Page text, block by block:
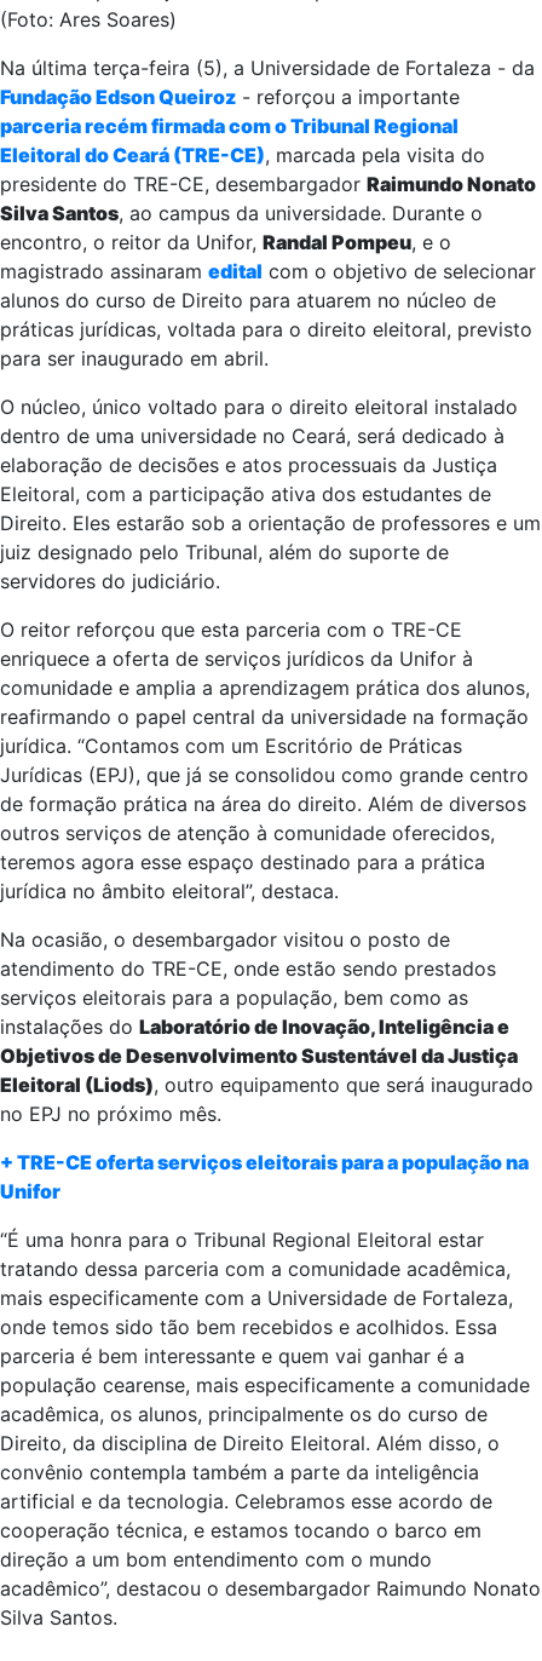
(Foto: Ares Soares)
Na última terça-feira (5), a Universidade de Fortaleza - da
Fundação Edson Queiroz - reforçou a importante
parceria recém firmada com o Tribunal Regional
Eleitoral do Ceará (TRE-CE), marcada pela visita do
presidente do TRE-CE, desembargador Raimundo Nonato
Silva Santos, ao campus da universidade. Durante o
encontro, o reitor da Unifor, Randal Pompeu, e o
magistrado assinaram edital com o objetivo de selecionar
alunos do curso de Direito para atuarem no núcleo de
práticas jurídicas, voltada para o direito eleitoral, previsto
para ser inaugurado em abril.
O núcleo, único voltado para o direito eleitoral instalado
dentro de uma universidade no Ceará, será dedicado à
elaboração de decisões e atos processuais da Justiça
Eleitoral, com a participação ativa dos estudantes de
Direito. Eles estarão sob a orientação de professores e um
juiz designado pelo Tribunal, além do suporte de
servidores do judiciário.
O reitor reforçou que esta parceria com o TRE-CE
enriquece a oferta de serviços jurídicos da Unifor à
comunidade e amplia a aprendizagem prática dos alunos,
reafirmando o papel central da universidade na formação
jurídica. “Contamos com um Escritório de Práticas
Jurídicas (EPJ), que já se consolidou como grande centro
de formação prática na área do direito. Além de diversos
outros serviços de atenção à comunidade oferecidos,
teremos agora esse espaço destinado para a prática
jurídica no âmbito eleitoral”, destaca.
Na ocasião, o desembargador visitou o posto de
atendimento do TRE-CE, onde estão sendo prestados
serviços eleitorais para a população, bem como as
instalações do Laboratório de Inovação, Inteligência e
Objetivos de Desenvolvimento Sustentável da Justiça
Eleitoral (Liods), outro equipamento que será inaugurado
no EPJ no próximo mês.
+ TRE-CE oferta serviços eleitorais para a população na
Unifor
“É uma honra para o Tribunal Regional Eleitoral estar
tratando dessa parceria com a comunidade acadêmica,
mais especificamente com a Universidade de Fortaleza,
onde temos sido tão bem recebidos e acolhidos. Essa
parceria é bem interessante e quem vai ganhar é a
população cearense, mais especificamente a comunidade
acadêmica, os alunos, principalmente os do curso de
Direito, da disciplina de Direito Eleitoral. Além disso, o
convênio contempla também a parte da inteligência
artificial e da tecnologia. Celebramos esse acordo de
cooperação técnica, e estamos tocando o barco em
direção a um bom entendimento com o mundo
acadêmico”, destacou o desembargador Raimundo Nonato
Silva Santos.